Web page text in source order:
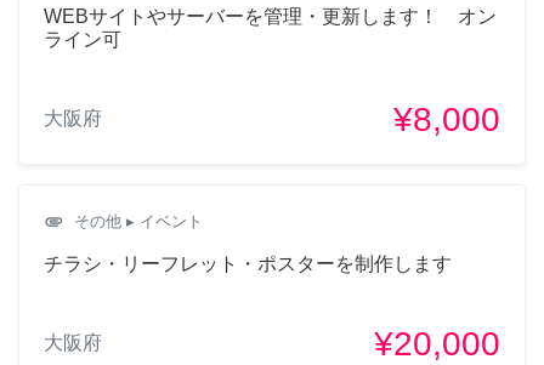
WEBサイトやサーバーを管理・更新します！ オン
ライン可
大阪府 ¥8,000
attachment その他 ▸ イベント
チラシ・リーフレット・ポスターを制作します
大阪府 ¥20,000